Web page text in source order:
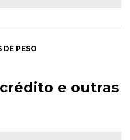
DE PESO
e outras